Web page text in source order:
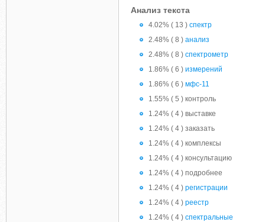
Анализ текста
4.02% ( 13 ) спектр
2.48% ( 8 ) анализ
2.48% ( 8 ) спектрометр
1.86% ( 6 ) измерений
1.86% ( 6 ) мфс-11
1.55% ( 5 ) контроль
1.24% ( 4 ) выставке
1.24% ( 4 ) заказать
1.24% ( 4 ) комплексы
1.24% ( 4 ) консультацию
1.24% ( 4 ) подробнее
1.24% ( 4 ) регистрации
1.24% ( 4 ) реестр
1.24% ( 4 ) спектральные